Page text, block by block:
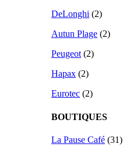
DeLonghi (2)
Autun Plage (2)
Peugeot(2)
Hapax (2)
Eurotec (2)
BOUTIQUES
La Pause Café (31)